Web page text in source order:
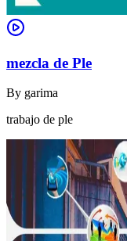
mezcla de Ple
By garima
trabajo de ple